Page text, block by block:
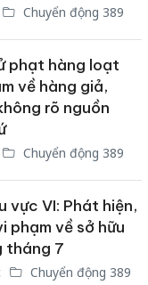
Chuyển động 389
phạt hàng loạt
về hàng giả,
rõ nguồn
Chuyển động 389
vực VI: Phát hiện,
phạm về sở hữu
tháng 7
Chuyển động 389